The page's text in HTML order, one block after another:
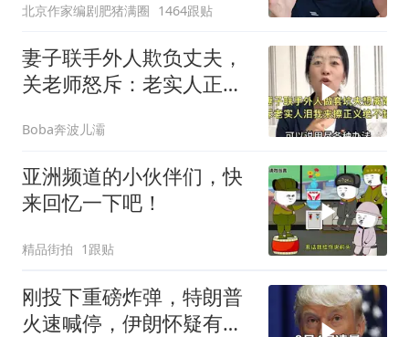
北京作家编剧肥猪满圈 1464跟贴
妻子联手外人欺负丈夫，
关老师怒斥：老实人正义
Boba奔波儿灞
亚洲频道的小伙伴们，快
来回忆一下吧！
精品街拍 1跟贴
刚投下重磅炸弹，特朗普
火速喊停，伊朗怀疑有